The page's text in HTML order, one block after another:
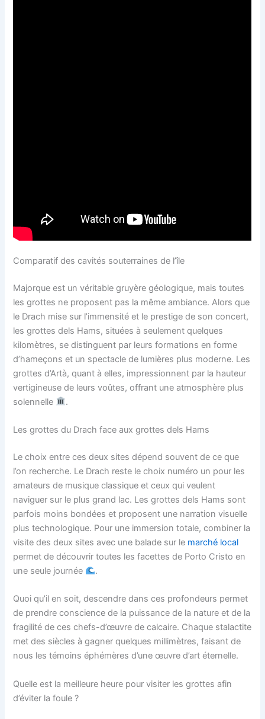
Comparatif des cavités souterraines de l’île
Majorque est un véritable gruyère géologique, mais toutes
les grottes ne proposent pas la même ambiance. Alors que
le Drach mise sur l’immensité et le prestige de son concert,
les grottes dels Hams, situées à seulement quelques
kilomètres, se distinguent par leurs formations en forme
d’hameçons et un spectacle de lumières plus moderne. Les
grottes d’Artà, quant à elles, impressionnent par la hauteur
vertigineuse de leurs voûtes, offrant une atmosphère plus
solennelle
.
Les grottes du Drach face aux grottes dels Hams
Le choix entre ces deux sites dépend souvent de ce que
l’on recherche. Le Drach reste le choix numéro un pour les
amateurs de musique classique et ceux qui veulent
naviguer sur le plus grand lac. Les grottes dels Hams sont
parfois moins bondées et proposent une narration visuelle
plus technologique. Pour une immersion totale, combiner la
visite des deux sites avec une balade sur le marché local
permet de découvrir toutes les facettes de Porto Cristo en
une seule journée
.
Quoi qu’il en soit, descendre dans ces profondeurs permet
de prendre conscience de la puissance de la nature et de la
fragilité de ces chefs-d’œuvre de calcaire. Chaque stalactite
met des siècles à gagner quelques millimètres, faisant de
nous les témoins éphémères d’une œuvre d’art éternelle.
Quelle est la meilleure heure pour visiter les grottes afin
d’éviter la foule ?